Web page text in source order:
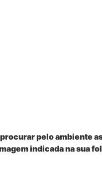
pelo ambiente
indicada na sua